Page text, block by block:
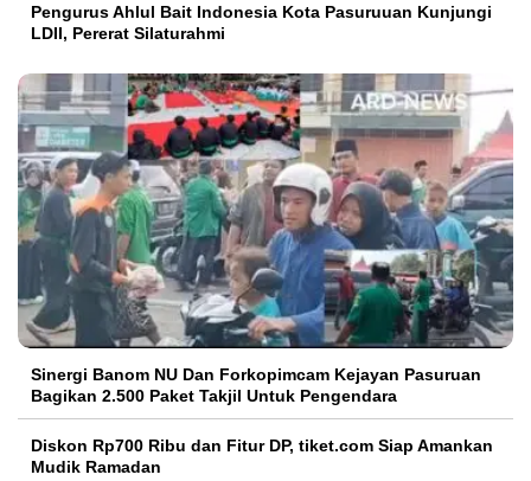
Pengurus Ahlul Bait Indonesia Kota Pasuruuan Kunjungi
LDII, Pererat Silaturahmi
Sinergi Banom NU Dan Forkopimcam Kejayan Pasuruan
Bagikan 2.500 Paket Takjil Untuk Pengendara
Diskon Rp700 Ribu dan Fitur DP, tiket.com Siap Amankan
Mudik Ramadan